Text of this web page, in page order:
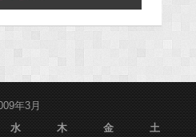
年3月
水 木 金 土